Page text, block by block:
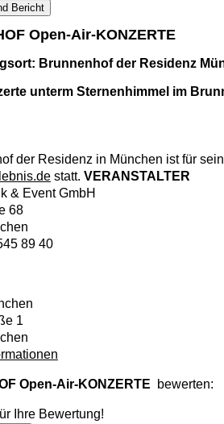
Bericht
Open-Air-KONZERTE
Brunnenhof der Residenz
unterm Sternenhimmel im
der Residenz in München ist für
statt. VERANSTALTER
& Event GmbH
68
89 40
1
Open-Air-KONZERTE bewerten:
Ihre Bewertung!